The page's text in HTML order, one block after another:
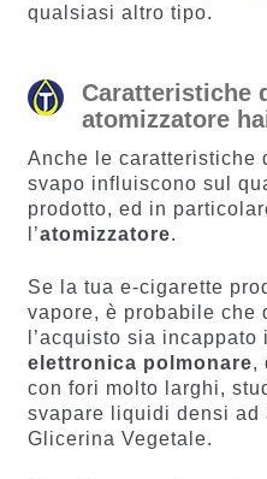
qualsiasi altro tipo.
Caratteristiche
atomizzatore
Anche le caratteristiche
svapo influiscono sul
prodotto, ed in
l’atomizzatore.
Se la tua e-cigarette
vapore, è probabile che
l’acquisto sia incappato
elettronica polmonare,
con fori molto larghi,
svapare liquidi densi ad
Glicerina Vegetale.